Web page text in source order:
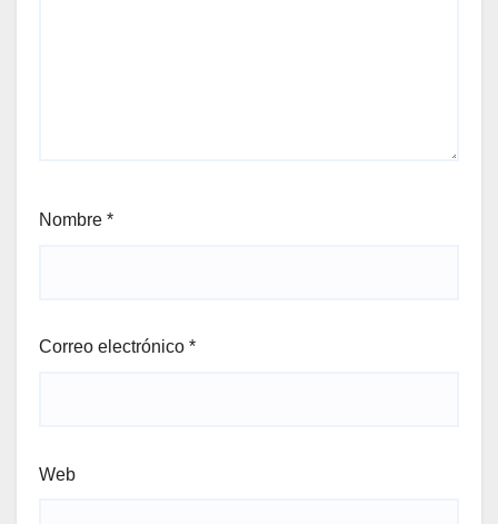
Nombre *
Correo electrónico *
Web